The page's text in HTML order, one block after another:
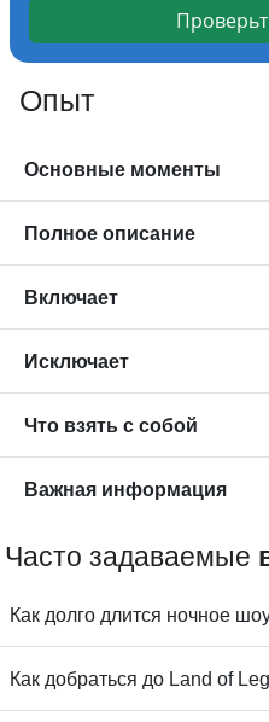
Опыт
Основные моменты
Полное описание
Включает
Исключает
Что взять с собой
Важная информация
Часто задаваемые
Как долго длится ночное
Как добраться до Land of